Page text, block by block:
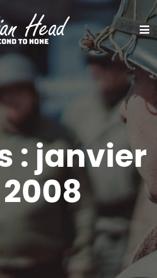
:janvier
2008